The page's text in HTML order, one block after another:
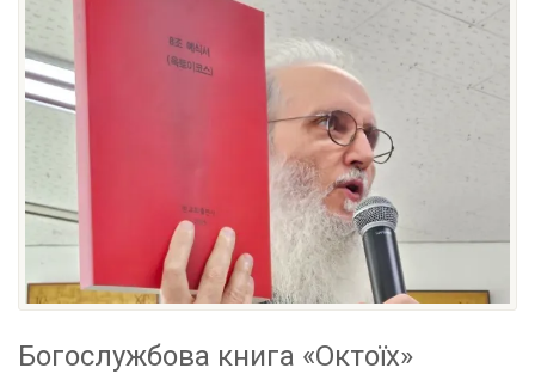
Богослужбова книга «Октоїх»